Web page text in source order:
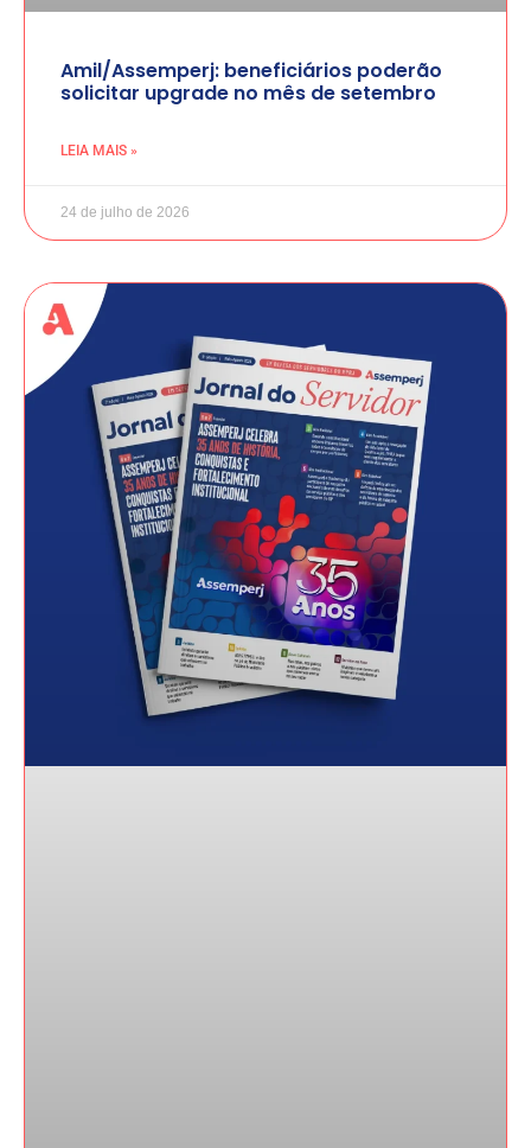
Amil/Assemperj: beneficiários poderão
solicitar upgrade no mês de setembro
LEIA MAIS »
24 de julho de 2026